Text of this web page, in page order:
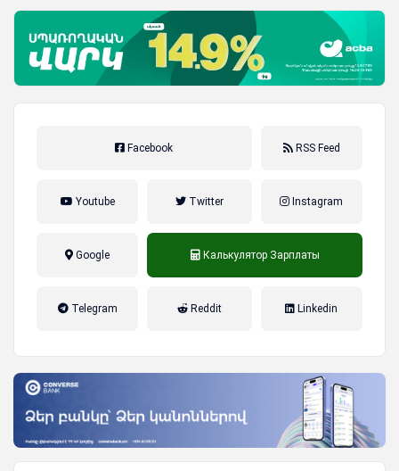
Facebook RSS Feed
Youtube Twitter Instagram
Google Калькулятор Зарплаты
Telegram Reddit Linkedin